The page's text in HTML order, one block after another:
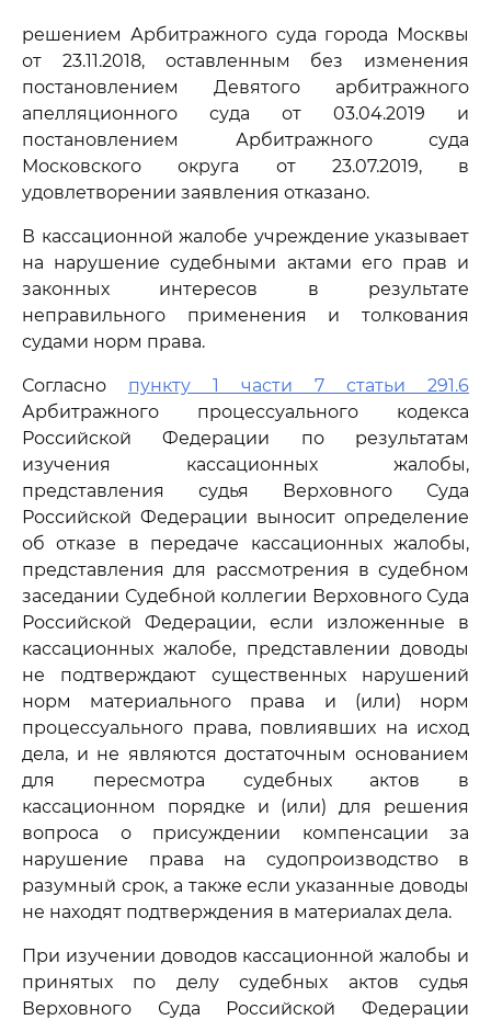
решением Арбитражного суда города Москвы
от 23.11.2018, оставленным без изменения
постановлением Девятого арбитражного
апелляционного суда от 03.04.2019 и
постановлением Арбитражного суда
Московского округа от 23.07.2019, в
удовлетворении заявления отказано.
В кассационной жалобе учреждение указывает
на нарушение судебными актами его прав и
законных интересов в результате
неправильного применения и толкования
судами норм права.
Согласно пункту 1 части 7 статьи 291.6
Арбитражного процессуального кодекса
Российской Федерации по результатам
изучения кассационных жалобы,
представления судья Верховного Суда
Российской Федерации выносит определение
об отказе в передаче кассационных жалобы,
представления для рассмотрения в судебном
заседании Судебной коллегии Верховного Суда
Российской Федерации, если изложенные в
кассационных жалобе, представлении доводы
не подтверждают существенных нарушений
норм материального права и (или) норм
процессуального права, повлиявших на исход
дела, и не являются достаточным основанием
для пересмотра судебных актов в
кассационном порядке и (или) для решения
вопроса о присуждении компенсации за
нарушение права на судопроизводство в
разумный срок, а также если указанные доводы
не находят подтверждения в материалах дела.
При изучении доводов кассационной жалобы и
принятых по делу судебных актов судья
Верховного Суда Российской Федерации